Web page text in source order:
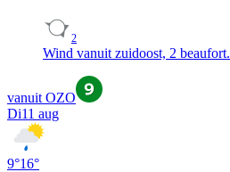
2
Wind vanuit zuidoost, 2 beaufort.
vanuit OZO
Di11 aug
9°16°